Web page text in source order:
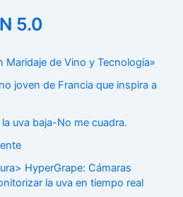
5.0
Maridaje de Vino y Tecnología»
joven de Francia que inspira a
uva baja-No me cuadra.
HyperGrape: Cámaras
la uva en tiempo real